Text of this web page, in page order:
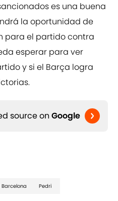
es una buena
la oportunidad de
para el partido contra
esperar para ver
y si el Barça logra
source on Google
Barcelona Pedri